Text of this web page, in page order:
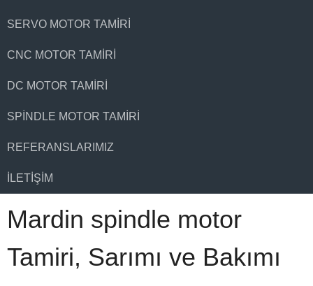
SERVO MOTOR TAMIRI
CNC MOTOR TAMIRI
DC MOTOR TAMIRI
SPINDLE MOTOR TAMIRI
REFERANSLARIMIZ
İLETIŞIM
Mardin spindle motor
Tamiri, Sarımı ve Bakımı